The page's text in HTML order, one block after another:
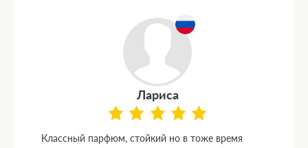
Лариса
Классный парфюм, стойкий но в тоже время